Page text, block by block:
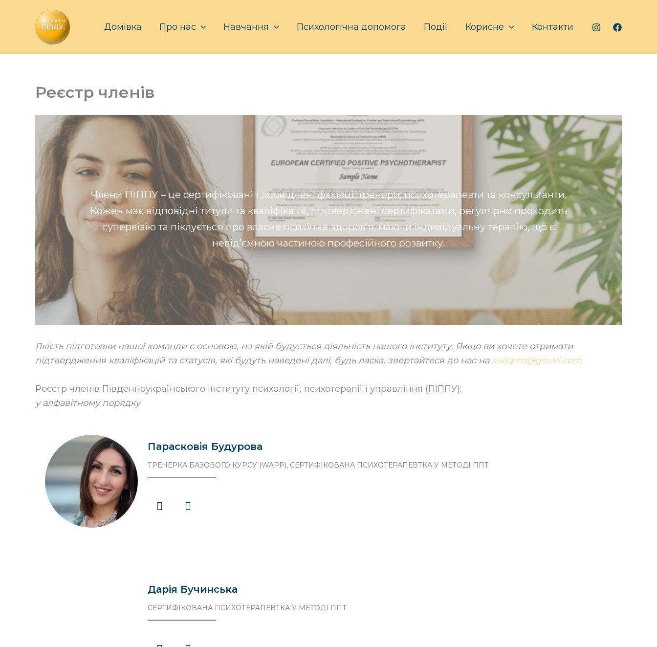
Домівка Про нас Навчання Психологічна допомога Події Корисне Контакти
Реєстр членів
Члени ПІППУ – це сертифіковані і досвідчені фахівці: тренери, психотерапевти та консультанти.
Кожен має відповідні титули та кваліфікації, підтверджені сертифікатами, регулярно проходить
супервізію та піклується про власне психічне здоров’я, маючи індивідуальну терапію, що є
невід’ємною частиною професійного розвитку.
Якість підготовки нашої команди є основою, на якій будується діяльність нашого інституту. Якщо ви хочете отримати
підтвердження кваліфікацій та статусів, які будуть наведені далі, будь ласка, звертайтеся до нас на suippm@gmail.com
Реєстр членів Південноукраїнського інституту психології, психотерапії і управління (ПІППУ):
у алфавітному порядку
Парасковія Будурова
ТРЕНЕРКА БАЗОВОГО КУРСУ (WAPP), СЕРТИФІКОВАНА ПСИХОТЕРАПЕВТКА У МЕТОДІ ППТ
Дарiя Бучинська
СЕРТИФІКОВАНА ПСИХОТЕРАПЕВТКА У МЕТОДІ ППТ